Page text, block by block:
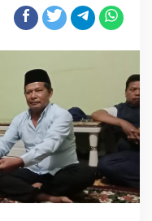
e
r
e
s
m
i
B
e
n